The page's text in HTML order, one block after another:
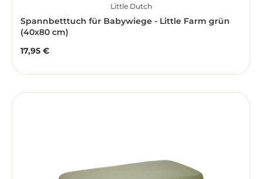
Little Dutch
Spannbetttuch für Babywiege - Little Farm grün
(40x80 cm)
Regulärer Preis:
17,95 €